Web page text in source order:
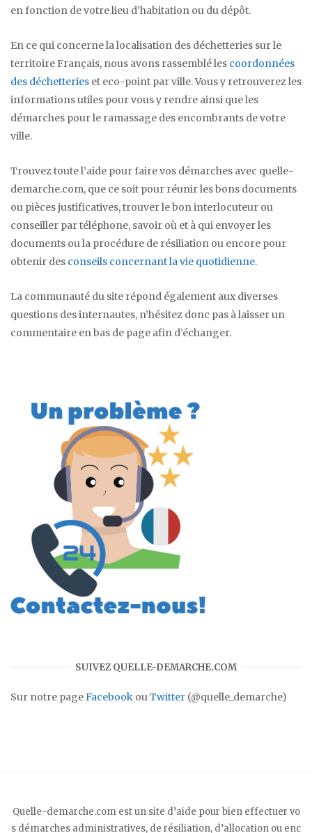
en fonction de votre lieu d’habitation ou du dépôt.
En ce qui concerne la localisation des déchetteries sur le
territoire Français, nous avons rassemblé les coordonnées
des déchetteries et eco-point par ville. Vous y retrouverez les
informations utiles pour vous y rendre ainsi que les
démarches pour le ramassage des encombrants de votre
ville.
Trouvez toute l’aide pour faire vos démarches avec quelle-
demarche.com, que ce soit pour réunir les bons documents
ou pièces justificatives, trouver le bon interlocuteur ou
conseiller par téléphone, savoir où et à qui envoyer les
documents ou la procédure de résiliation ou encore pour
obtenir des conseils concernant la vie quotidienne.
La communauté du site répond également aux diverses
questions des internautes, n’hésitez donc pas à laisser un
commentaire en bas de page afin d’échanger.
SUIVEZ QUELLE-DEMARCHE.COM
Sur notre pageFacebook ouTwitter (@quelle_demarche)
Quelle-demarche.com est un site d’aide pour bien effectuer vo
s démarches administratives, de résiliation, d’allocation ou enc